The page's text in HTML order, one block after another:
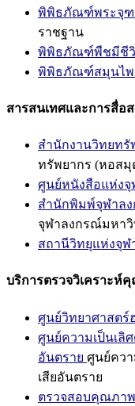
พิพิธภัณฑ์พระจุฑ
ราชฐาน
พิพิธภัณฑ์พืชมีชี
พิพิธภัณฑ์สมุนไพ
สารสนเทศและการสื่อ
สำนักงานวิทยทรั
ทรัพยากร (หอสมุ
ศูนย์หนังสือแห่งจุ
สำนักพิมพ์จุฬาล
จุฬาลงกรณ์มหาวิ
สถานีวิทยุแห่งจุฬ
บริการตรวจวิเคราะห์
ศูนย์วิทยาศาสตร์
ศูนย์ความเป็นเลิ
อันตราย ศูนย์ควา
เสียอันตราย
ตรวจสอบคุณภา